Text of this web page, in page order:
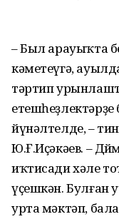
– Был арауыҡта
кәметеүгә,
тәртип
етешһеҙлектәрҙе
йүнәлтелде, –
Ю.Ғ.Иҫәкәев. –
иҡтисади хәле
үҫешкән. Булған
урта мәктәп,